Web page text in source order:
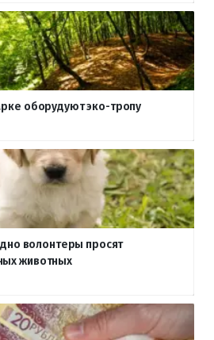
оборудуют эко-тропу
волонтеры просят
животных